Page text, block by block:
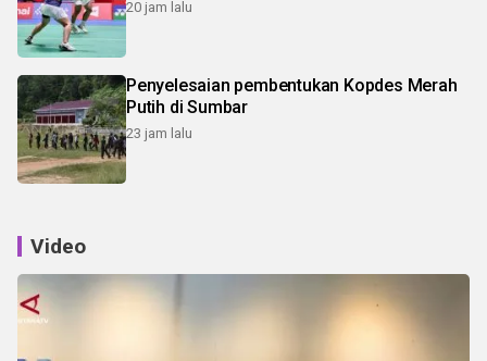
20 jam lalu
Penyelesaian pembentukan Kopdes Merah
Putih di Sumbar
23 jam lalu
Video